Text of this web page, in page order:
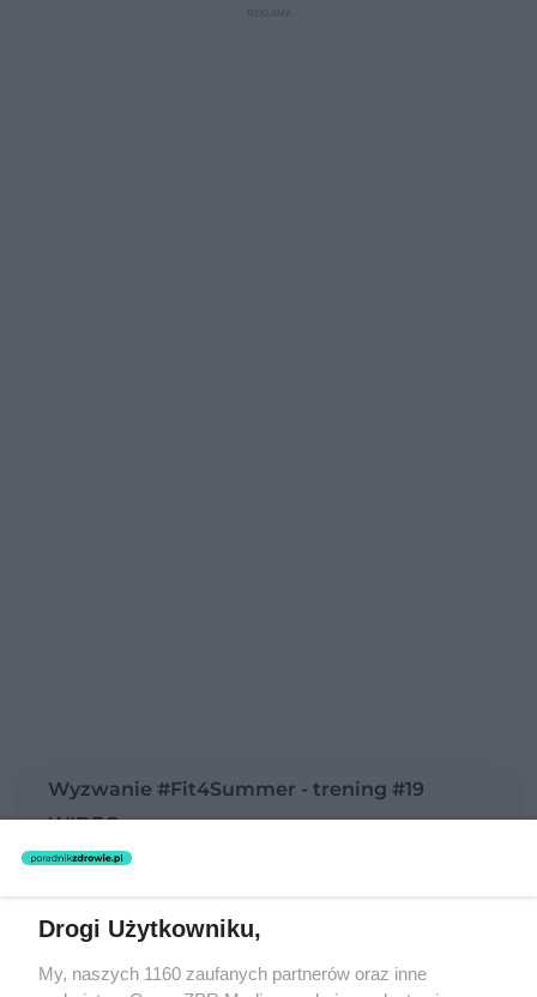
Wyzwanie #Fit4Summer - trening #19
WIDEO
Trening kardio (aerobowy) na płaski brzuch
Mięśni brzuchanie można przetrenować, dlatego
Drogi Użytkowniku,
My, naszych 1160 zaufanych partnerów oraz inne